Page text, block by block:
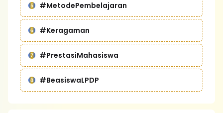
#MetodePembelajaran
#Keragaman
#PrestasiMahasiswa
#BeasiswaLPDP